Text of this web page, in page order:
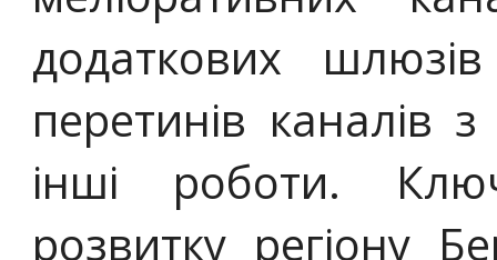
додаткових
перетинів каналів
інші роботи.
розвитку регіону